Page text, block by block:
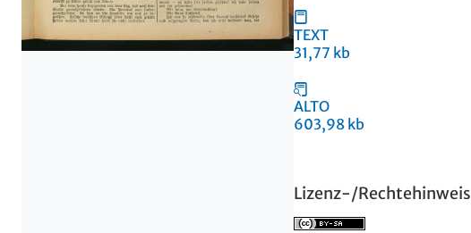
TEXT
31,77 kb
ALTO
603,98 kb
Lizenz-/Rechtehinweis